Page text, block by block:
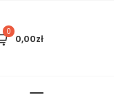
0
0,00zł